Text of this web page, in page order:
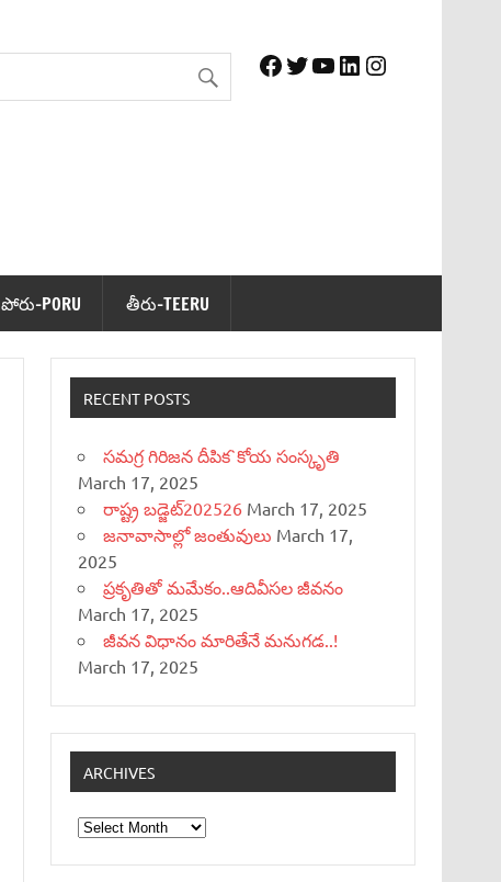
Facebook
Twitter
YouTube
LinkedIn
Instagram
పోరు-PORU తీరు-TEERU
RECENT POSTS
సమగ్ర గిరిజన దీపిక`కోయ సంస్కృతి
March 17, 2025
రాష్ట్ర బడ్జెట్‌202526 March 17, 2025
జనావాసాల్లో జంతువులు March 17,
2025
ప్రకృతితో మమేకం..ఆదివీసల జీవనం
March 17, 2025
జీవన విధానం మారితేనే మనుగడ..!
March 17, 2025
ARCHIVES
Archives